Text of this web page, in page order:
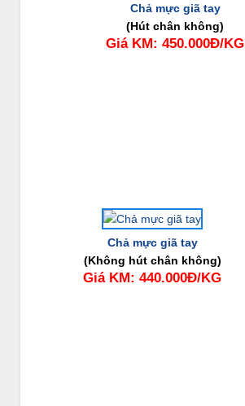
Chả mực giã tay
(Hút chân không)
Giá KM: 450.000Đ/KG
Chả mực giã tay
(Không hút chân không)
Giá KM: 440.000Đ/KG